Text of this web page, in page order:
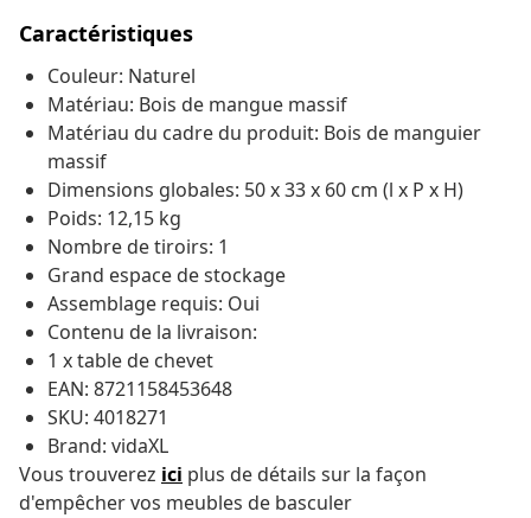
Caractéristiques
Couleur: Naturel
Matériau: Bois de mangue massif
Matériau du cadre du produit: Bois de manguier
massif
Dimensions globales: 50 x 33 x 60 cm (l x P x H)
Poids: 12,15 kg
Nombre de tiroirs: 1
Grand espace de stockage
Assemblage requis: Oui
Contenu de la livraison:
1 x table de chevet
EAN: 8721158453648
SKU: 4018271
Brand: vidaXL
Vous trouverez ici plus de détails sur la façon
d'empêcher vos meubles de basculer